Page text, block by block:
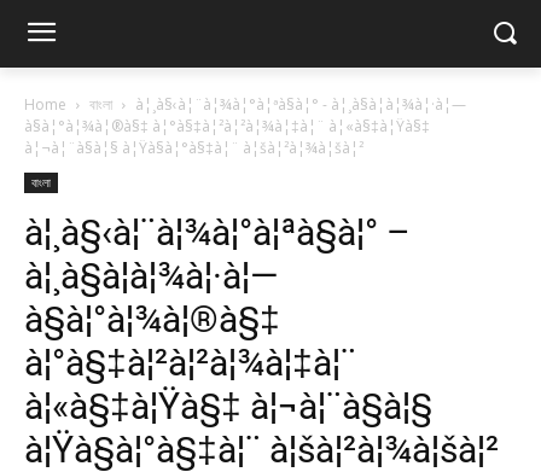
Home বাংলা
à¦¸à§‹à¦¨à¦¾à¦°à¦ªà§à¦° - à¦¸à§à¦­à¦¾à¦·à¦—
à§à¦°à¦¾à¦®à§‡ à¦°à§‡à¦²à¦²à¦¾à¦‡à¦¨ à¦«à§‡à¦Ÿà§‡
à¦¬à¦¨à§à¦§ à¦Ÿà§à¦°à§‡à¦¨ à¦šà¦²à¦¾à¦šà¦²
বাংলা
à¦¸à§‹à¦¨à¦¾à¦°à¦ªà§à¦° –
à¦¸à§à¦­à¦¾à¦·à¦—
à§à¦°à¦¾à¦®à§‡
à¦°à§‡à¦²à¦²à¦¾à¦‡à¦¨
à¦«à§‡à¦Ÿà§‡ à¦¬à¦¨à§à¦§
à¦Ÿà§à¦°à§‡à¦¨ à¦šà¦²à¦¾à¦šà¦²